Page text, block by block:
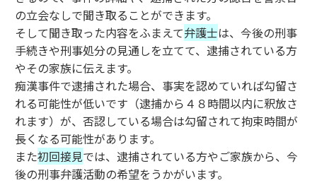
の立会なしで聞き取ることができます。
そして聞き取った内容をふまえて弁護士は、今後の刑事
手続きや刑事処分の見通しを立てて、逮捕されている方
やその家族に伝えます。
痴漢事件で逮捕された場合、事実を認めていれば勾留さ
れる可能性が低いです（逮捕から４８時間以内に釈放さ
れます）が、否認している場合は勾留されて拘束時間が
長くなる可能性があります。
また初回接見では、逮捕されている方やご家族から、今
後の刑事弁護活動の希望をうかがいます。